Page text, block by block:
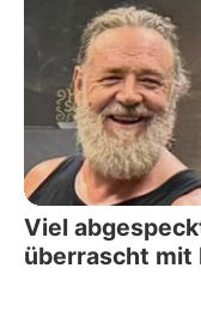
Viel
überrascht mit